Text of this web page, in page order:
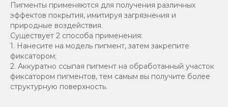
Пигменты применяются для получения различных
эффектов покрытия, имитируя загрязнения и
природные воздействия.
Существует 2 способа применения:
1. Нанесите на модель пигмент, затем закрепите
фиксатором;
2. Аккуратно ссыпая пигмент на обработанный участок
фиксатором пигментов, тем самым вы получите более
структурную поверхность.